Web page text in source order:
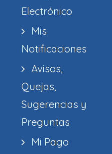
Electrónico
Mis
Notificaciones
Avisos,
Quejas,
Sugerencias y
Preguntas
Mi Pago